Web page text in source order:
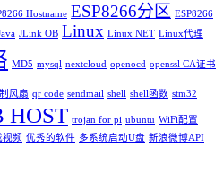
Hostname ESP8266分区 ESP8266
JLink OB Linux Linux NET Linux代理
MD5 mysql nextcloud openocd openssl CA证书
风扇 qr code sendmail shell shell函数 stm32
HOST trojan for pi ubuntu WiFi配置
视频 优秀的软件 多系统启动U盘 新浪微博API